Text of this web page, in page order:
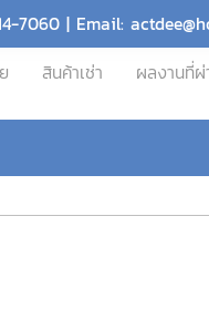
7060 | Email:
สินค้าเช่า ผลงานที่ผ่